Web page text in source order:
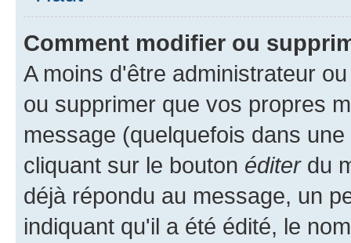
Comment modifier ou
A moins d'être administrateur
ou supprimer que vos propres
message (quelquefois dans
cliquant sur le bouton éditerdu
déjà répondu au message, un
indiquant qu'il a été édité, le